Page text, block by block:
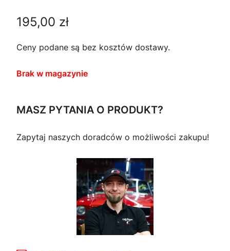
195,00 zł
Ceny podane są bez kosztów dostawy.
Brak w magazynie
MASZ PYTANIA O PRODUKT?
Zapytaj naszych doradców o możliwości zakupu!